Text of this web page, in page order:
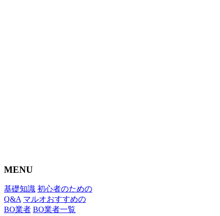
MENU
基礎知識 初心者のための
Q&A マルオおすすめの
BO業者 BO業者一覧